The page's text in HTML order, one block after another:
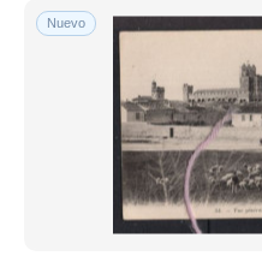
Nuevo